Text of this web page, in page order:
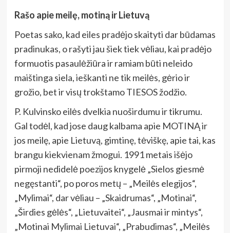
Rašo apie meilę, motiną ir Lietuvą
Poetas sako, kad eiles pradėjo skaityti dar būdamas
pradinukas, o rašyti jau šiek tiek vėliau, kai pradėjo
formuotis pasaulėžiūra ir ramiam būti neleido
maištinga siela, ieškanti ne tik meilės, gėrio ir
grožio, bet ir visų trokštamo TIESOS žodžio.
P. Kulvinsko eilės dvelkia nuoširdumu ir tikrumu.
Gal todėl, kad jose daug kalbama apie MOTINĄ ir
jos meilę, apie Lietuvą, gimtinę, tėviškę, apie tai, kas
brangu kiekvienam žmogui. 1991 metais išėjo
pirmoji nedidelė poezijos knygelė „Sielos giesmė
negęstanti“, po poros metų – „Meilės elegijos“,
„Mylimai“, dar vėliau – „Skaidrumas“, „Motinai“,
„Širdies gėlės“, „Lietuvaitei“, „Jausmai ir mintys“,
„Motinai Mylimai Lietuvai“, „Prabudimas“, „Meilės